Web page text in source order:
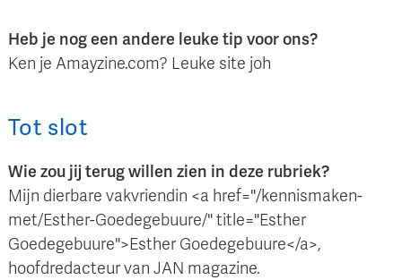
Heb je nog een andere leuke tip voor ons?
Ken je Amayzine.com? Leuke site joh
Tot slot
Wie zou jij terug willen zien in deze rubriek?
Mijn dierbare vakvriendin <a href="/kennismaken-
met/Esther-Goedegebuure/" title="Esther
Goedegebuure">Esther Goedegebuure</a>,
hoofdredacteur van JAN magazine.